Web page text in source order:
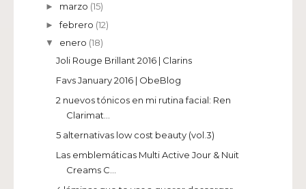
► marzo (15)
►febrero (12)
▼ enero (18)
Joli Rouge Brillant 2016 | Clarins
Favs January 2016 | ObeBlog
2 nuevos tónicos en mi rutina facial: Ren
Clarimat...
5 alternativas low cost beauty (vol.3)
Las emblemáticas Multi Active Jour & Nuit
Creams C...